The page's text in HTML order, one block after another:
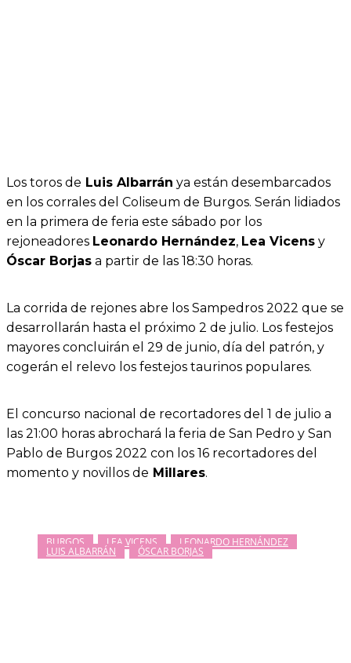
Los toros de Luis Albarrán ya están desembarcados
en los corrales del Coliseum de Burgos. Serán lidiados
en la primera de feria este sábado por los
rejoneadores Leonardo Hernández, Lea Vicens y
Óscar Borjas a partir de las 18:30 horas.
La corrida de rejones abre los Sampedros 2022 que se
desarrollarán hasta el próximo 2 de julio. Los festejos
mayores concluirán el 29 de junio, día del patrón, y
cogerán el relevo los festejos taurinos populares.
El concurso nacional de recortadores del 1 de julio a
las 21:00 horas abrochará la feria de San Pedro y San
Pablo de Burgos 2022 con los 16 recortadores del
momento y novillos de Millares.
BURGOS LEA VICENS LEONARDO HERNÁNDEZ
LUIS ALBARRÁN ÓSCAR BORJAS